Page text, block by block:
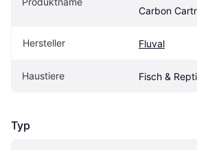
Carbon
Hersteller Fluval
Haustiere Fisch &
Typ